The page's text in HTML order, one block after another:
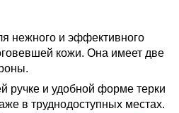
нежного и эффективного
кожи. Она имеет две
ручке и удобной форме терки
в труднодоступных местах.